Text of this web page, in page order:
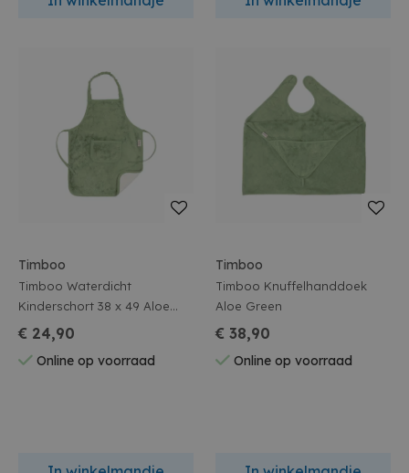
Timboo
Timboo Waterdicht
Kinderschort 38 x 49 Aloe
Green
€ 24,90
Online op voorraad
Timboo
Timboo Knuffelhanddoek
Aloe Green
€ 38,90
Online op voorraad